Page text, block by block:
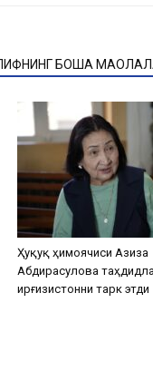
БОШҚА
Ҳуқуқ ҳимоячиси Азиза
Абдирасулова
Қирғизистонни тарк этди